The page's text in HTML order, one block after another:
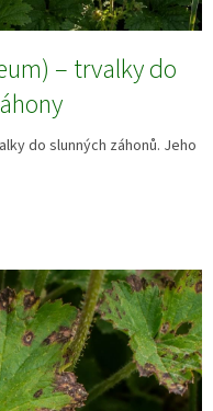
– trvalky do
do slunných záhonů. Jeho